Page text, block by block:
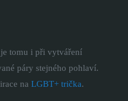
je tomu i při vytváření
páry stejného pohlaví.
na LGBT+ trička.